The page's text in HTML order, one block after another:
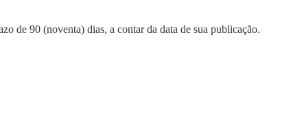
de 90 (noventa) dias, a contar da data de sua publicação.